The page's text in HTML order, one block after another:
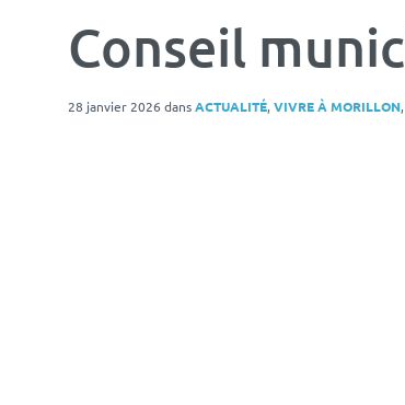
Conseil
28 janvier 2026 dansACTUALITÉ, VIVRE À MORILLON,